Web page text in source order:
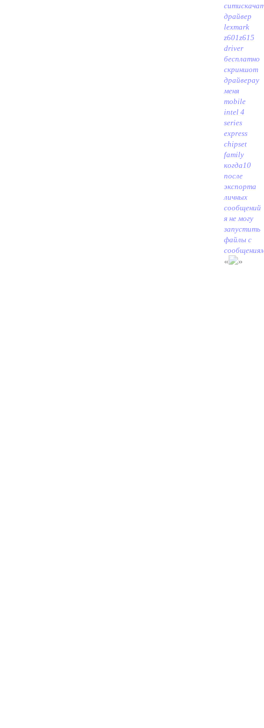
сити
драйвер
lexmark
z601z615
driver
бесплатно
скриншот
драйверау
меня
mobile
intel 4
series
express
chipset
family
когда 10
после
экспорта
личных
сообщений
я не могу
запустить
файлы с